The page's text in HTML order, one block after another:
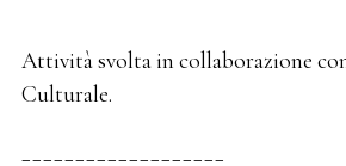
Attività svolta in collaborazione
Culturale.